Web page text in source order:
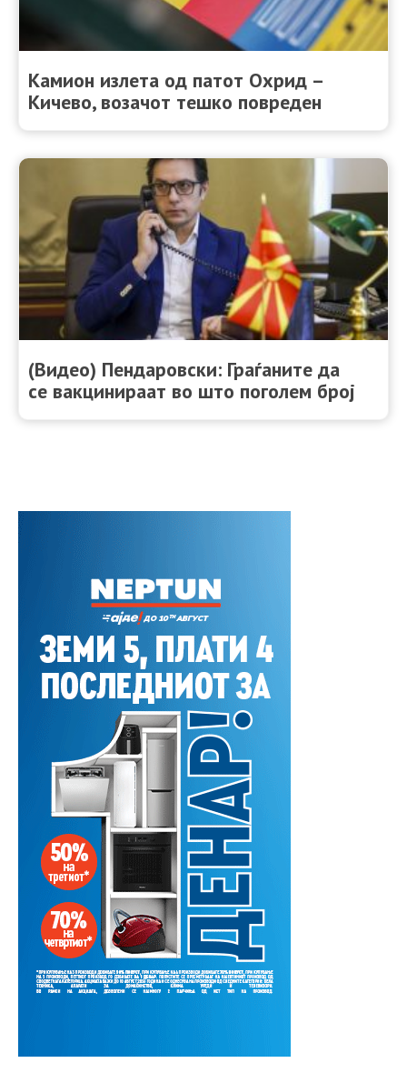
Камион излета од патот Охрид –
Кичево, возачот тешко повреден
(Видео) Пендаровски: Граѓаните да
се вакцинираат во што поголем број